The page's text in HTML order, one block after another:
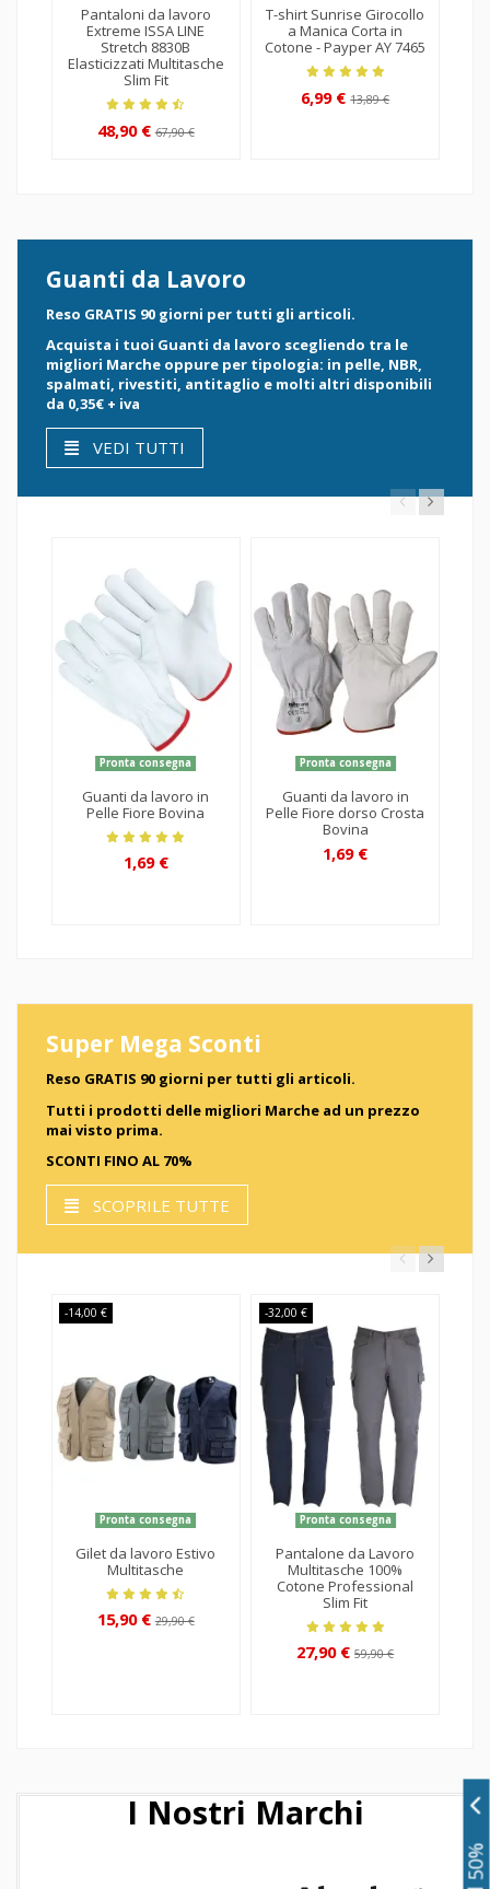
Pantaloni da lavoro
Extreme ISSA LINE
Stretch 8830B
Elasticizzati Multitasche
Slim Fit
48,90 €67,90 €
T-shirt Sunrise Girocollo
a Manica Corta in
Cotone - Payper AY 7465
6,99 €13,89 €
Guanti da Lavoro
Reso GRATIS 90 giorni per tutti gli articoli.
Acquista i tuoi Guanti da lavoro scegliendo tra le
migliori Marche oppure per tipologia: in pelle, NBR,
spalmati, rivestiti, antitaglio e molti altri disponibili
da 0,35€ + iva
VEDI TUTTI
Pronta consegna
Guanti da lavoro in
Pelle Fiore Bovina
1,69 €
Pronta consegna
Guanti da lavoro in
Pelle Fiore dorso Crosta
Bovina
1,69 €
Super Mega Sconti
Reso GRATIS 90 giorni per tutti gli articoli.
Tutti i prodotti delle migliori Marche ad un prezzo
mai visto prima.
SCONTI FINO AL 70%
SCOPRILE TUTTE
-14,00 €
Pronta consegna
Gilet da lavoro Estivo
Multitasche
15,90 €29,90 €
-32,00 €
Pronta consegna
Pantalone da Lavoro
Multitasche 100%
Cotone Professional
Slim Fit
27,90 €59,90 €
I Nostri Marchi